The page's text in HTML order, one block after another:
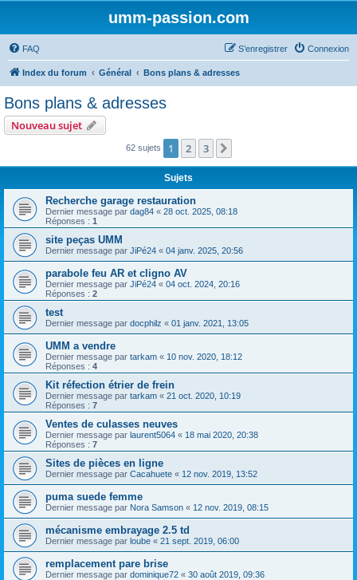
umm-passion.com
FAQ Connexion
S’enregistrer
Index du forum Général Bons plans & adresses
Bons plans & adresses
Nouveau sujet
62 sujets 1 2 3
Sujets
Recherche garage restauration
Dernier message par dag84 « 28 oct. 2025, 08:18
Réponses : 1
site peças UMM
Dernier message par JiPé24 « 04 janv. 2025, 20:56
parabole feu AR et cligno AV
Dernier message par JiPé24 « 04 oct. 2024, 20:16
Réponses : 2
test
Dernier message par docphilz « 01 janv. 2021, 13:05
UMM a vendre
Dernier message par tarkam « 10 nov. 2020, 18:12
Réponses : 4
Kit réfection étrier de frein
Dernier message par tarkam « 21 oct. 2020, 10:19
Réponses : 7
Ventes de culasses neuves
Dernier message par laurent5064 « 18 mai 2020, 20:38
Réponses : 7
Sites de pièces en ligne
Dernier message par Cacahuete « 12 nov. 2019, 13:52
puma suede femme
Dernier message par Nora Samson « 12 nov. 2019, 08:15
mécanisme embrayage 2.5 td
Dernier message par loube « 21 sept. 2019, 06:00
remplacement pare brise
Dernier message par dominique72 « 30 août 2019, 09:36